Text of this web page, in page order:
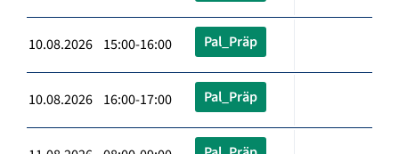
10.08.2026 15:00-16:00 Pal_Präp
10.08.2026 16:00-17:00 Pal_Präp